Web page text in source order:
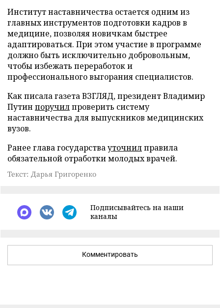
Институт наставничества остается одним из
главных инструментов подготовки кадров в
медицине, позволяя новичкам быстрее
адаптироваться. При этом участие в программе
должно быть исключительно добровольным,
чтобы избежать переработок и
профессионального выгорания специалистов.
Как писала газета ВЗГЛЯД, президент Владимир
Путин поручилпроверить систему
наставничества для выпускников медицинских
вузов.
Ранее глава государствауточнилправила
обязательной отработки молодых врачей.
Текст: Дарья Григоренко
Подписывайтесь на наши
каналы
Комментировать